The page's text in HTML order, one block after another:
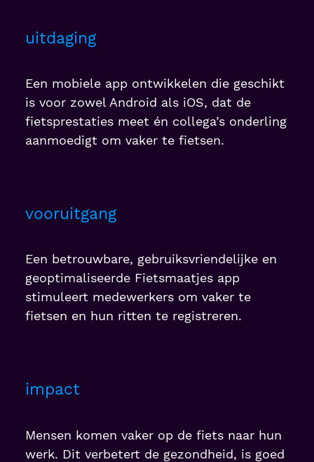
uitdaging
Een mobiele app ontwikkelen die geschikt
is voor zowel Android als iOS, dat de
fietsprestaties meet én collega’s onderling
aanmoedigt om vaker te fietsen.
vooruitgang
Een betrouwbare, gebruiksvriendelijke en
geoptimaliseerde Fietsmaatjes app
stimuleert medewerkers om vaker te
fietsen en hun ritten te registreren.
impact
Mensen komen vaker op de fiets naar hun
werk. Dit verbetert de gezondheid, is goed